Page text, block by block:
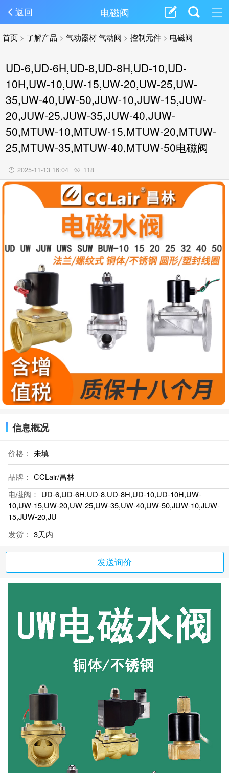
返回 电磁阀
首页 > 了解产品 >气动器材 气动阀 >控制元件 > 电磁阀
UD-6,UD-6H,UD-8,UD-8H,UD-10,UD-
10H,UW-10,UW-15,UW-20,UW-25,UW-
35,UW-40,UW-50,JUW-10,JUW-15,JUW-
20,JUW-25,JUW-35,JUW-40,JUW-
50,MTUW-10,MTUW-15,MTUW-20,MTUW-
25,MTUW-35,MTUW-40,MTUW-50电磁阀
2025-11-13 16:04 118
信息概况
价格： 未填
品牌： CCLair/昌林
电磁阀： UD-6,UD-6H,UD-8,UD-8H,UD-10,UD-10H,UW-
10,UW-15,UW-20,UW-25,UW-35,UW-40,UW-50,JUW-10,JUW-
15,JUW-20,JU
发货： 3天内
发送询价